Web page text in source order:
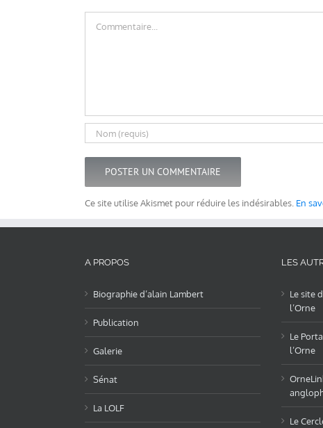
Ce site utilise Akismet pour réduire les indésirables. En
A PROPOS
Biographie d’alain Lambert
Publication
Galerie
Sénat
La LOLF
LES
Le site
l’Orne
Le
l’Orne
Le